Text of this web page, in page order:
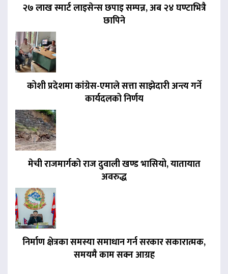
२७ लाख स्मार्ट लाइसेन्स छपाइ सम्पन्न, अब २४ घण्टाभित्रै
छापिने
कोशी प्रदेशमा कांग्रेस-एमाले सत्ता साझेदारी अन्त्य गर्ने
कार्यदलको निर्णय
मेची राजमार्गको राज दुवाली खण्ड भासियो, यातायात
अवरुद्ध
निर्माण क्षेत्रका समस्या समाधान गर्न सरकार सकारात्मक,
समयमै काम सक्न आग्रह